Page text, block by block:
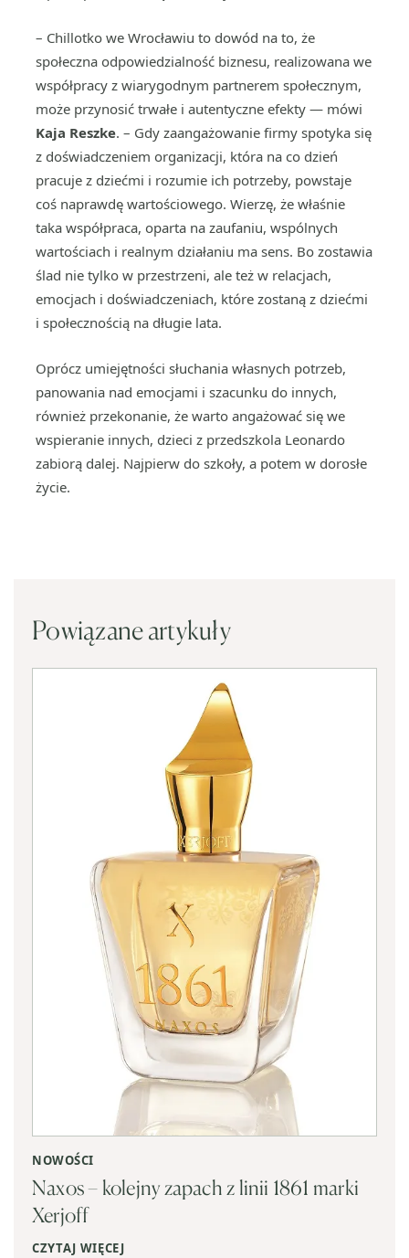
– Chillotko we Wrocławiu to dowód na to, że
społeczna odpowiedzialność biznesu, realizowana we
współpracy z wiarygodnym partnerem społecznym,
może przynosić trwałe i autentyczne efekty — mówi
Kaja Reszke. – Gdy zaangażowanie firmy spotyka się
z doświadczeniem organizacji, która na co dzień
pracuje z dziećmi i rozumie ich potrzeby, powstaje
coś naprawdę wartościowego. Wierzę, że właśnie
taka współpraca, oparta na zaufaniu, wspólnych
wartościach i realnym działaniu ma sens. Bo zostawia
ślad nie tylko w przestrzeni, ale też w relacjach,
emocjach i doświadczeniach, które zostaną z dziećmi
i społecznością na długie lata.
Oprócz umiejętności słuchania własnych potrzeb,
panowania nad emocjami i szacunku do innych,
również przekonanie, że warto angażować się we
wspieranie innych, dzieci z przedszkola Leonardo
zabiorą dalej. Najpierw do szkoły, a potem w dorosłe
życie.
Powiązane artykuły
NOWOŚCI
Naxos – kolejny zapach z linii 1861 marki
Xerjoff
CZYTAJ WIĘCEJ